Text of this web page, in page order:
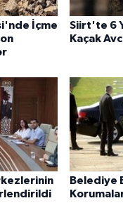
İçme
Siirt'te 6
Kaçak
Belediye